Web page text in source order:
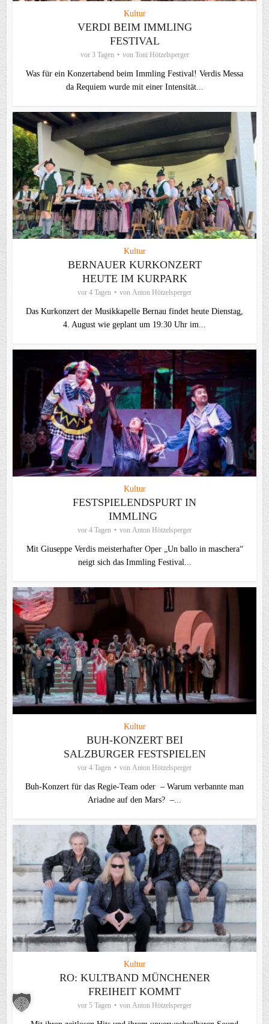
Kultur
VERDI BEIM IMMLING
FESTIVAL
vor 3 Tagen von Toni Hötzelsperger
Was für ein Konzertabend beim Immling Festival! Verdis Messa
da Requiem wurde mit einer Intensität...
Kultur
BERNAUER KURKONZERT
HEUTE IM KURPARK
vor 4 Tagen von Anton Hötzelsperger
Das Kurkonzert der Musikkapelle Bernau findet heute Dienstag,
4. August wie geplant um 19:30 Uhr im...
Kultur
FESTSPIELENDSPURT IN
IMMLING
vor 4 Tagen von Anton Hötzelsperger
Mit Giuseppe Verdis meisterhafter Oper „Un ballo in maschera“
neigt sich das Immling Festival...
Kultur
BUH-KONZERT BEI
SALZBURGER FESTSPIELEN
vor 4 Tagen von Anton Hötzelsperger
Buh-Konzert für das Regie-Team oder – Warum verbannte man
Ariadne auf den Mars? –...
Kultur
RO: KULTBAND MÜNCHENER
FREIHEIT KOMMT
vor 5 Tagen von Anton Hötzelsperger